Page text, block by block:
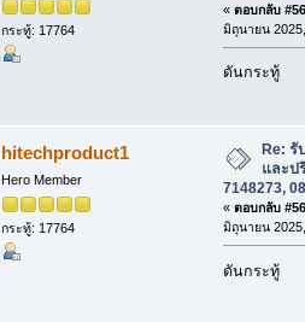
กระทู้: 17764
« ตอบกลับ
มิถุนายน
ดันกระทู้
hitechproduct1
Hero Member
กระทู้: 17764
Re: รั
และป
7148273,
« ตอบกลับ
มิถุนายน
ดันกระทู้